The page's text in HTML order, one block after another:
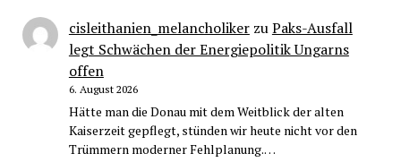
cisleithanien_melancholikerzuPaks-Ausfall
legt Schwächen der Energiepolitik Ungarns
offen
6. August 2026
Hätte man die Donau mit dem Weitblick der alten
Kaiserzeit gepflegt, stünden wir heute nicht vor den
Trümmern moderner Fehlplanung.…